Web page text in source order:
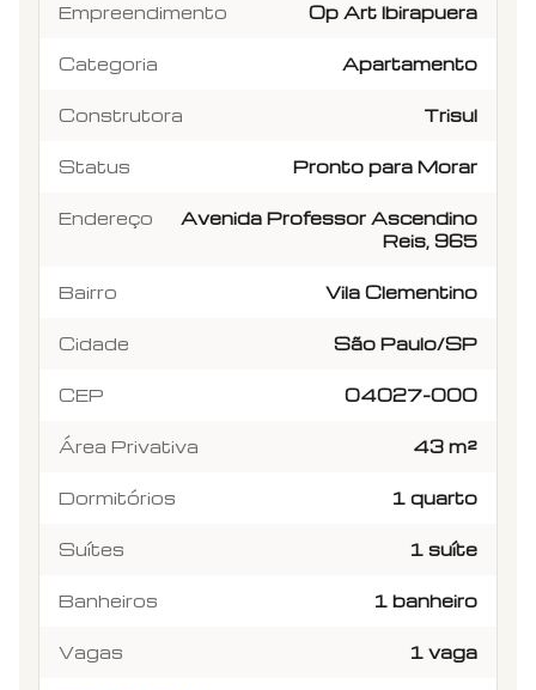
Empreendimento Op Art Ibirapuera
Categoria Apartamento
Construtora Trisul
Status Pronto para Morar
Endereço
Avenida Professor Ascendino
Reis, 965
Bairro Vila Clementino
Cidade São Paulo/SP
CEP 04027-000
Área Privativa 43 m²
Dormitórios 1 quarto
Suítes 1 suíte
Banheiros 1 banheiro
Vagas 1 vaga